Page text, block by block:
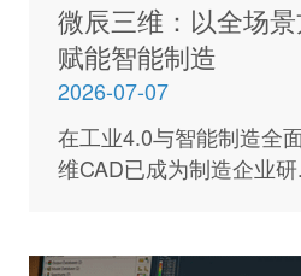
微辰三维：以全场
赋能智能制造
2026-07-07
在工业4.0与智能制造全
维CAD已成为制造企业